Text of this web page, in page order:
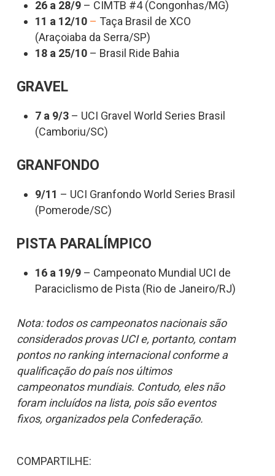
26 a 28/9– CIMTB #4 (Congonhas/MG)
11 a 12/10 – Taça Brasil de XCO
(Araçoiaba da Serra/SP)
18 a 25/10– Brasil Ride Bahia
GRAVEL
7 a 9/3– UCI Gravel World Series Brasil
(Camboriu/SC)
GRANFONDO
9/11 – UCI Granfondo World Series Brasil
(Pomerode/SC)
PISTA PARALÍMPICO
16 a 19/9– Campeonato Mundial UCI de
Paraciclismo de Pista (Rio de Janeiro/RJ)
Nota: todos os campeonatos nacionais são
considerados provas UCI e, portanto, contam
pontos no ranking internacional conforme a
qualificação do país nos últimos
campeonatos mundiais. Contudo, eles não
foram incluídos na lista, pois são eventos
fixos, organizados pela Confederação.
COMPARTILHE: